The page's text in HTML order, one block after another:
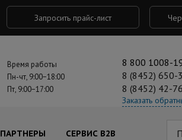
Запросить прайс-лист
Время работы
Пн-чт, 9:00−18:00
Пт, 9:00−17:00
8 800 1008-
8 (8452) 650-
8 (8452) 42-
Заказать
ПАРТНЕРЫ СЕРВИС B2B